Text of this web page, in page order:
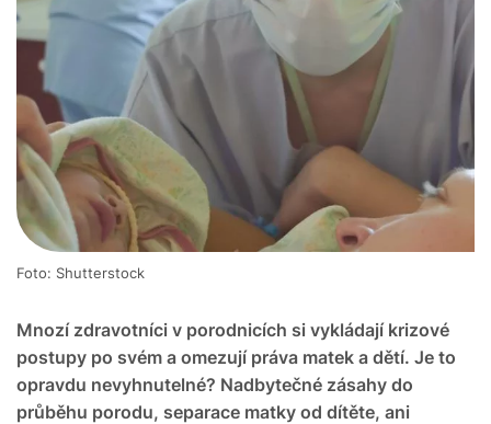
Mnozí zdravotníci v porodnicích si vykládají krizové
postupy po svém a omezují práva matek a dětí. Je to
opravdu nevyhnutelné? Nadbytečné zásahy do
průběhu porodu, separace matky od dítěte, ani
Foto: Shutterstock